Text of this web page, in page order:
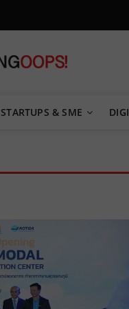
STARTUPS & SME